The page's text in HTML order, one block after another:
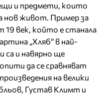
и предмети, които
нов живот. Пример за
век, който е станала
„Хляб“ в най-
са и навярно ще
да се сравняват
на велики
Густав Климт и